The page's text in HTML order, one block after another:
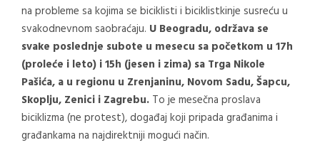
na probleme sa kojima se biciklisti i biciklistkinje susreću u
svakodnevnom saobraćaju. U Beogradu, održava se
svake poslednje subote u mesecu sa početkom u 17h
(proleće i leto) i 15h (jesen i zima) sa Trga Nikole
Pašića, a u regionu u Zrenjaninu, Novom Sadu, Šapcu,
Skoplju, Zenici i Zagrebu. To je mesečna proslava
biciklizma (ne protest), događaj koji pripada građanima i
građankama na najdirektniji mogući način.